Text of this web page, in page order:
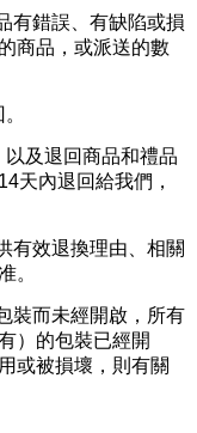
有錯誤、有缺陷或損
商品，或派送的數
以及退回商品和禮品
天內退回給我們，
有效退換理由、相關
。
裝而未經開啟，所有
）的包裝已經開
或被損壞，則有關